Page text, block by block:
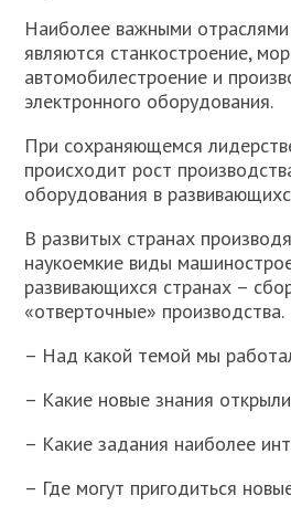
Наиболее важными
являются станкостроение,
автомобилестроение и
электронного оборудования.
При сохраняющемся
происходит рост
оборудования в
В развитых странах
наукоемкие виды
развивающихся странах –
«отверточные» производства.
– Над какой темой мы
– Какие новые знания
– Какие задания наиболее
– Где могут пригодиться